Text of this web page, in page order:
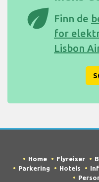
eco Finn de
for
Lisbon
Home Flyreiser
Parkering
Hotels